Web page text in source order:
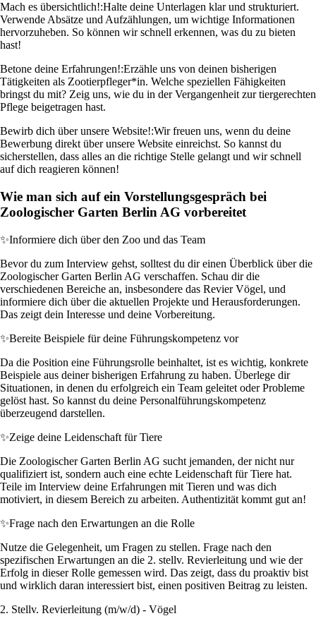
Mach es übersichtlich!:Halte deine Unterlagen klar und strukturiert.
Verwende Absätze und Aufzählungen, um wichtige Informationen
hervorzuheben. So können wir schnell erkennen, was du zu bieten
hast!
Betone deine Erfahrungen!:Erzähle uns von deinen bisherigen
Tätigkeiten als Zootierpfleger*in. Welche speziellen Fähigkeiten
bringst du mit? Zeig uns, wie du in der Vergangenheit zur tiergerechten
Pflege beigetragen hast.
Bewirb dich über unsere Website!:Wir freuen uns, wenn du deine
Bewerbung direkt über unsere Website einreichst. So kannst du
sicherstellen, dass alles an die richtige Stelle gelangt und wir schnell
auf dich reagieren können!
Wie man sich auf ein Vorstellungsgespräch bei
Zoologischer Garten Berlin AG vorbereitet
✨Informiere dich über den Zoo und das Team
Bevor du zum Interview gehst, solltest du dir einen Überblick über die
Zoologischer Garten Berlin AG verschaffen. Schau dir die
verschiedenen Bereiche an, insbesondere das Revier Vögel, und
informiere dich über die aktuellen Projekte und Herausforderungen.
Das zeigt dein Interesse und deine Vorbereitung.
✨Bereite Beispiele für deine Führungskompetenz vor
Da die Position eine Führungsrolle beinhaltet, ist es wichtig, konkrete
Beispiele aus deiner bisherigen Erfahrung zu haben. Überlege dir
Situationen, in denen du erfolgreich ein Team geleitet oder Probleme
gelöst hast. So kannst du deine Personalführungskompetenz
überzeugend darstellen.
✨Zeige deine Leidenschaft für Tiere
Die Zoologischer Garten Berlin AG sucht jemanden, der nicht nur
qualifiziert ist, sondern auch eine echte Leidenschaft für Tiere hat.
Teile im Interview deine Erfahrungen mit Tieren und was dich
motiviert, in diesem Bereich zu arbeiten. Authentizität kommt gut an!
✨Frage nach den Erwartungen an die Rolle
Nutze die Gelegenheit, um Fragen zu stellen. Frage nach den
spezifischen Erwartungen an die 2. stellv. Revierleitung und wie der
Erfolg in dieser Rolle gemessen wird. Das zeigt, dass du proaktiv bist
und wirklich daran interessiert bist, einen positiven Beitrag zu leisten.
2. Stellv. Revierleitung (m/w/d) - Vögel